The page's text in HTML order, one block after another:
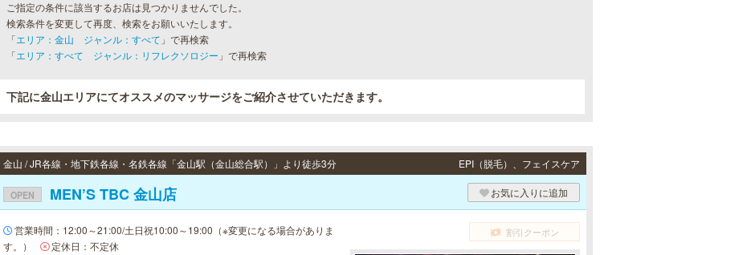
ご指定の条件に該当するお店は見つかりませんでした。
検索条件を変更して再度、検索をお願いいたします。
「エリア：金山 ジャンル：すべて 」で再検索
「エリア：すべて ジャンル：リフレクソロジー 」で再検索
下記に金山エリアにてオススメのマッサージをご紹介させていただきます。
金山 / JR各線・地下鉄各線・名鉄各線「金山駅（金山総合駅）」より徒歩3分 EPI（脱毛）、フェイスケア
OPEN MEN’S TBC 金山店 お気に入りに追加
営業時間：12:00～21:00/土日祝10:00～19:00（※変更になる場合がありま
す。）
定休日：不定休
割引クーポン